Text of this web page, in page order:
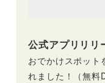
公式アプリリリ
おでかけスポット
れました！（無料